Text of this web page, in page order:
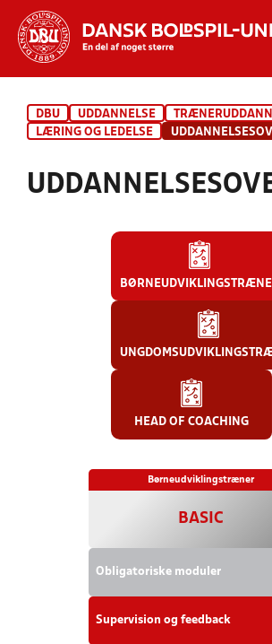
INDHOLD
HOLD
DBU UDDANNELSE
LÆRING OG LEDELSE
HEAD OF COACHING
Børneudviklingstræner
BASIC
Obligatoriske moduler
Supervision og feedback